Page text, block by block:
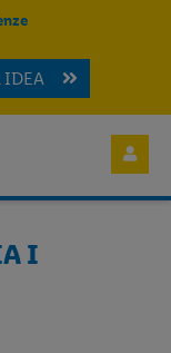
IDEA
I